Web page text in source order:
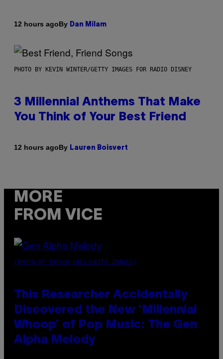
12 hours agoBy Dan Milam
PHOTO BY KEVIN WINTER/GETTY IMAGES FOR RADIO DISNEY
3 Millennial Anthems That Make
You Think of Your Best Friend
12 hours agoBy Lauren Boisvert
MORE
FROM VICE
(PHOTO BY TAYLOR HILL/GETTY IMAGES)
This Researcher Accidentally
Discovered the New ‘Millennial
Whoop’ of Pop Music: The Gen
Alpha Melody